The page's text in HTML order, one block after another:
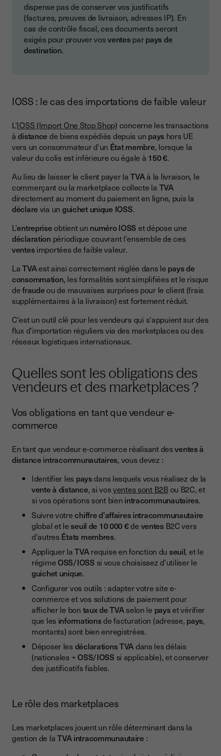
dispense pas de conserver vos justificatifs
(factures, preuves de livraison, adresses IP). En
cas de contrôle fiscal, ces documents seront
exigés pour prouver vosventesparpays de
destination.
IOSS : le cas des importations de faible valeur
L'IOSS (Import One Stop Shop) concerne les transactions
àdistancede biens expédiés depuis un pays hors UE
vers un consommateur d'un État membre, lorsque la
valeur du colis est inférieure ou égale à 150 €.
Au lieu de laisser le client payer laTVAà la livraison, le
commerçant ou la marketplace collecte la TVA
directement au moment du paiement en ligne, puis la
déclarevia un guichet unique IOSS.
L'entrepriseobtient un numéro IOSS et dépose une
déclarationpériodique couvrant l'ensemble de ces
ventesimportées de faible valeur.
LaTVAest ainsi correctement réglée dans le pays de
consommation, les formalités sont simplifiées et le risque
defraudeou de mauvaises surprises pour le client (frais
supplémentaires à la livraison) est fortement réduit.
C'est un outil clé pour les vendeurs qui s'appuient sur des
flux d'importation réguliers via des marketplaces ou des
réseaux logistiques internationaux.
Quelles sont les obligations des
vendeurs et des marketplaces ?
Vos obligations en tant que vendeur e-
commerce
En tant que vendeur e-commerce réalisant desventes à
distance intracommunautaires, vous devez :
Identifier les paysdans lesquels vous réalisez de la
vente à distance, si vosventes sont B2Bou B2C, et
si vos opérations sont bien intracommunautaires.
Suivre votrechiffre d'affaires intracommunautaire
global et leseuil de 10 000 €de ventesB2C vers
d'autres États membres.
Appliquer laTVArequise en fonction du seuil, et le
régimeOSS/IOSS si vous choisissez d'utiliser le
guichet unique.
Configurer vos outils : adapter votre site e-
commerce et vos solutions de paiement pour
afficher le bon taux de TVAselon le payset vérifier
que les informationsde facturation (adresse, pays,
montants) sont bien enregistrées.
Déposer les déclarations TVAdans les délais
(nationales +OSS/IOSS si applicable), et conserver
des justificatifs fiables.
Le rôle des marketplaces
Les marketplaces jouent un rôle déterminant dans la
gestion de laTVA intracommunautaire: